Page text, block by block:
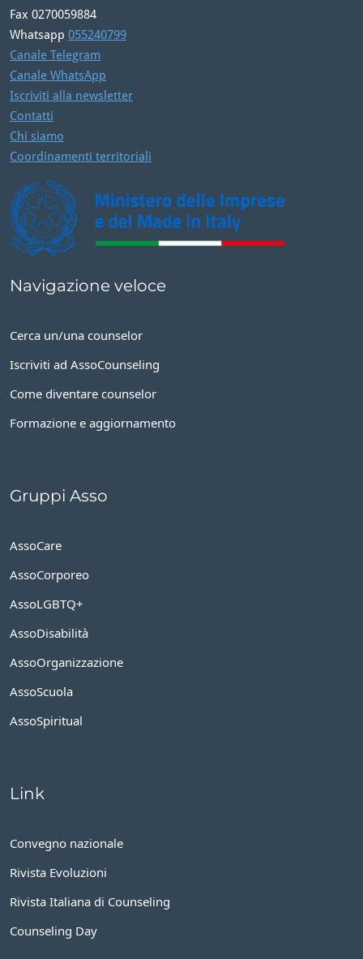
Fax 0270059884
Whatsapp 055240799
Canale Telegram
Canale WhatsApp
Iscriviti alla newsletter
Contatti
Chi siamo
Coordinamenti territoriali
Navigazione veloce
Cerca un/una counselor
Iscriviti ad AssoCounseling
Come diventare counselor
Formazione e aggiornamento
Gruppi Asso
AssoCare
AssoCorporeo
AssoLGBTQ+
AssoDisabilità
AssoOrganizzazione
AssoScuola
AssoSpiritual
Link
Convegno nazionale
Rivista Evoluzioni
Rivista Italiana di Counseling
Counseling Day